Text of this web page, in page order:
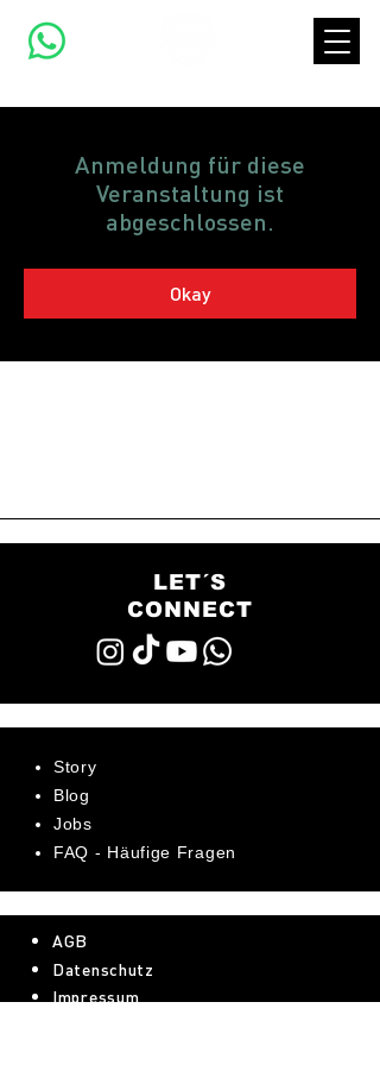
Anmeldung für diese
Veranstaltung ist
abgeschlossen.
Okay
LET´S
CONNECT
Story
Blog
Jobs
FAQ - Häufige Fragen
AGB
Datenschutz
Impressum